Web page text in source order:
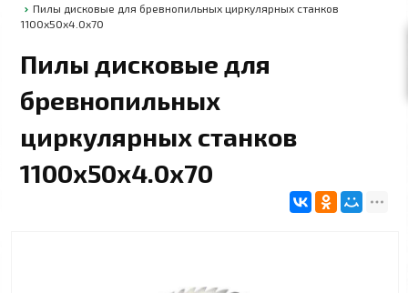
Пилы дисковые для бревнопильных циркулярных станков
1100x50x4.0x70
Пилы дисковые для
бревнопильных
циркулярных станков
1100x50x4.0x70